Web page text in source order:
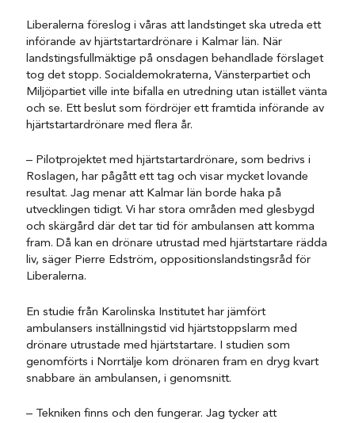
Liberalerna föreslog i våras att landstinget ska utreda ett
införande av hjärtstartardrönare i Kalmar län. När
landstingsfullmäktige på onsdagen behandlade förslaget
tog det stopp. Socialdemokraterna, Vänsterpartiet och
Miljöpartiet ville inte bifalla en utredning utan istället vänta
och se. Ett beslut som fördröjer ett framtida införande av
hjärtstartardrönare med flera år.
– Pilotprojektet med hjärtstartardrönare, som bedrivs i
Roslagen, har pågått ett tag och visar mycket lovande
resultat. Jag menar att Kalmar län borde haka på
utvecklingen tidigt. Vi har stora områden med glesbygd
och skärgård där det tar tid för ambulansen att komma
fram. Då kan en drönare utrustad med hjärtstartare rädda
liv, säger Pierre Edström, oppositionslandstingsråd för
Liberalerna.
En studie från Karolinska Institutet har jämfört
ambulansers inställningstid vid hjärtstoppslarm med
drönare utrustade med hjärtstartare. I studien som
genomförts i Norrtälje kom drönaren fram en dryg kvart
snabbare än ambulansen, i genomsnitt.
– Tekniken finns och den fungerar. Jag tycker att